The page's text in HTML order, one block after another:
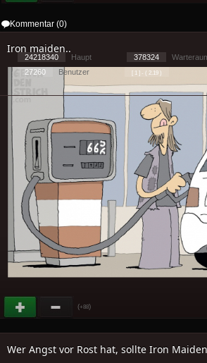
Kommentar (0)
Iron maiden..
(+88)
Wer Angst vor Rost hat, sollte Iron
24218340 Haupt 378324
27260
Benutzer [ 1 ] - ( 2.19 )